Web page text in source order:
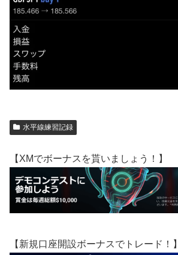
水平線練習記録
【XMでボーナスを貰いましょう！】
【新規口座開設ボーナスでトレード！】